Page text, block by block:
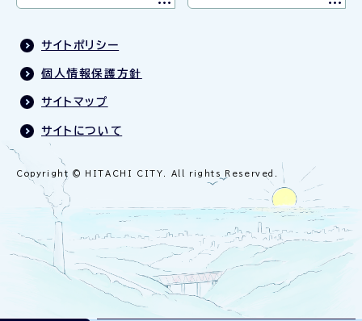
サイトポリシー
個人情報保護方針
サイトマップ
サイトについて
Copyright © HITACHI CITY. All rights Reserved.